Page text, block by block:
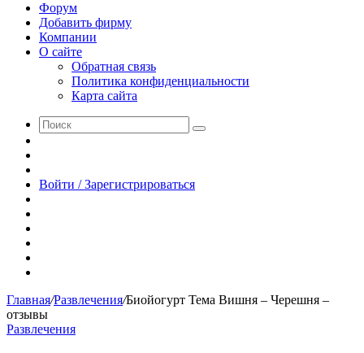
Форум
Добавить фирму
Компании
О сайте
Обратная связь
Политика конфиденциальности
Карта сайта
Поиск
статья
Войти / Зарегистрироваться
Главная/Развлечения/Биойогурт Тема Вишня – Черешня –
отзывы
Развлечения